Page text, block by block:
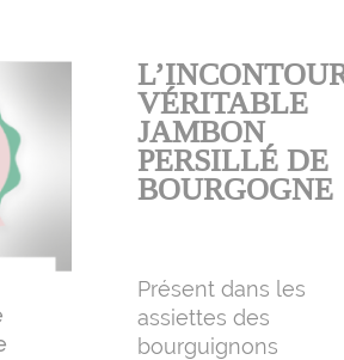
VÉRITABLE
JAMBON
PERSILLÉ DE
BOURGOGNE
Présent dans les
assiettes des
bourguignons